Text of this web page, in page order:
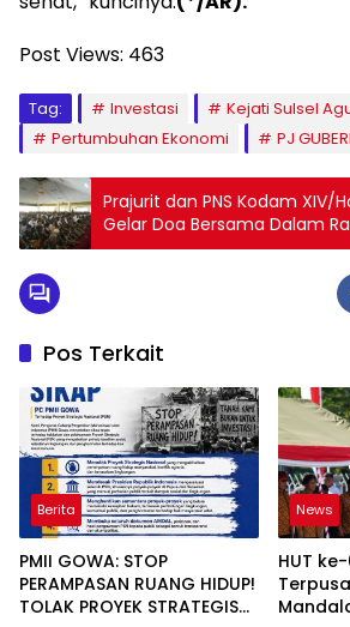
Post Views: 463
Tag: Investasi
Kejati Sulsel
Pertumbuhan Ekonomi
PJ
Prajurit dan PNS Kodam XIV/
Gelar Doa Bersama Dalam
Pahlawan Tahun 2024
Pos Terkait
Berita
PMII GOWA: STOP
PERAMPASAN RUANG HIDUP!
TOLAK PROYEK STRATEGIS
News
HUT ke-